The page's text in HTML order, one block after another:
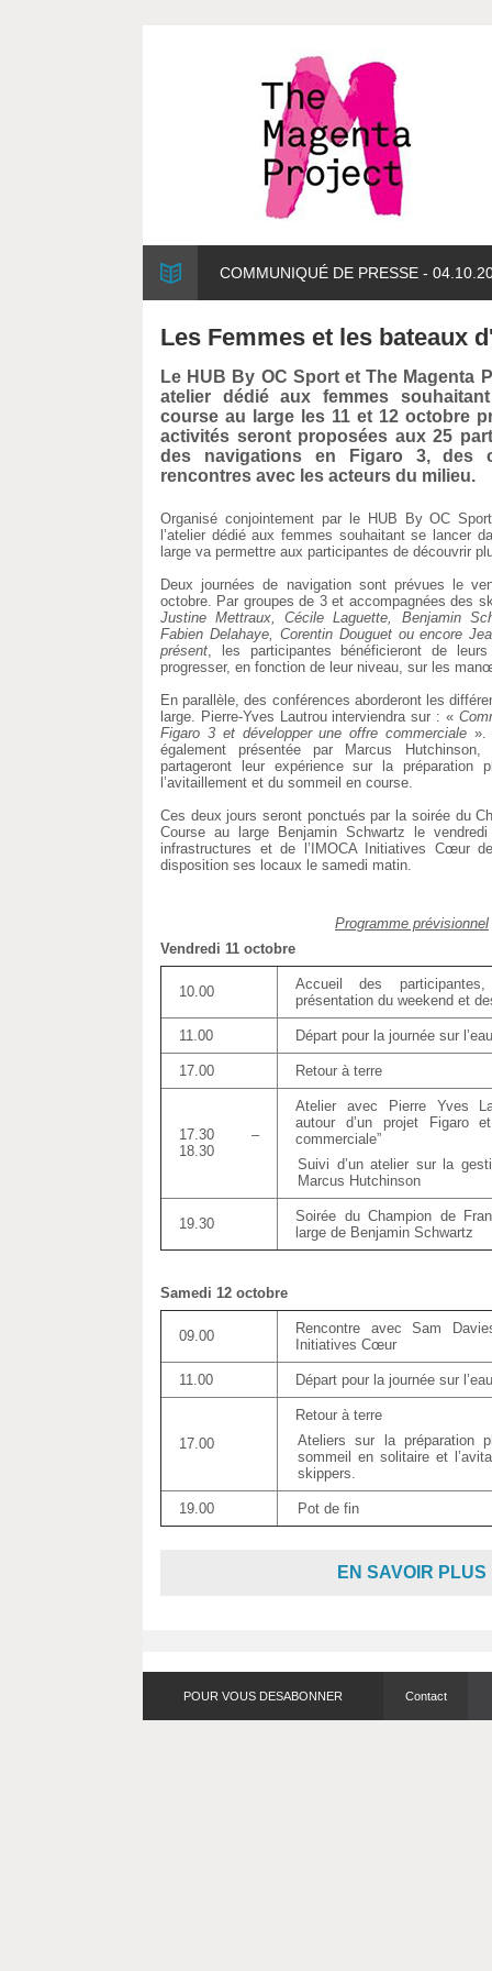
COMMUNIQUÉ DE PRESSE -
Les Femmes et les bateaux
Le HUB By OC Sport et The Magenta
atelier dédié aux femmes
course au large les 11 et 12 octobre
activités seront proposées aux 25
des navigations en Figaro 3, des
rencontres avec les acteurs du milieu.
Organisé conjointement par le HUB By OC
l’atelier dédié aux femmes souhaitant se lancer
large va permettre aux participantes de découvrir
Deux journées de navigation sont prévues le
octobre. Par groupes de 3 et accompagnées des
Justine Mettraux, Cécile Laguette, Benjamin
Fabien Delahaye, Corentin Douguet ou encore
présent, les participantes bénéficieront de
progresser, en fonction de leur niveau, sur les
En parallèle, des conférences aborderont les
large. Pierre-Yves Lautrou interviendra sur : «
Figaro 3 et développer une offre commerciale ».
également présentée par Marcus
partageront leur expérience sur la préparation
l’avitaillement et du sommeil en course.
Ces deux jours seront ponctués par la soirée du
Course au large Benjamin Schwartz le
infrastructures et de l’IMOCA Initiatives Cœur
disposition ses locaux le samedi matin.
Programme prévisionnel
Vendredi 11 octobre
10.00
Accueil des
présentation du weekend et
11.00 Départ pour la journée sur
17.00 Retour à terre
17.30 –
18.30
Atelier avec Pierre Yves
autour d’un projet Figaro
commerciale”
Suivi d’un atelier sur la
Marcus Hutchinson
19.30
Soirée du Champion de
large de Benjamin Schwartz
Samedi 12 octobre
09.00
Rencontre avec Sam
Initiatives Cœur
11.00 Départ pour la journée sur l’eau
17.00
Retour à terre
Ateliers sur la préparation
sommeil en solitaire et
skippers.
19.00 Pot de fin
EN SAVOIR PLUS
POUR VOUS DESABONNER Contact